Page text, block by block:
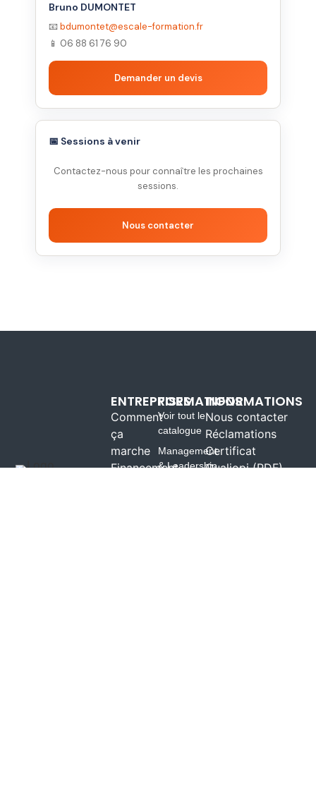
Bruno DUMONTET
📧bdumontet@escale-formation.fr
📱 06 88 61 76 90
Demander un devis
📅 Sessions à venir
Contactez-nous pour connaître les prochaines
sessions.
Nous contacter
FORMATIONS
Voir tout le
catalogue
Management
& Leadership
ENTREPRISES
Comment
ça
marche
Financement
INFORMATIONS
Nous contacter
Réclamations
Certificat
Qualiopi (PDF)